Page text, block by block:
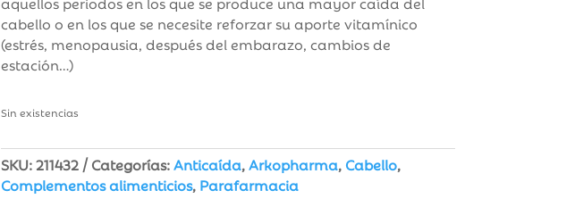
cabello o en los que se necesite reforzar su aporte vitamínico
(estrés, menopausia, después del embarazo, cambios de
estación…)
Sin existencias
SKU:211432 Categorías:Anticaída,Arkopharma,Cabello,
Complementos alimenticios, Parafarmacia